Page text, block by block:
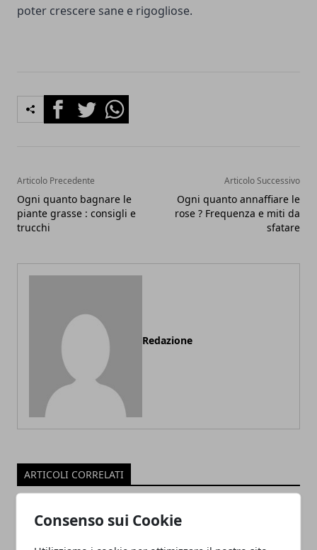
Consenso sui Cookie
poter crescere sane e rigogliose.
FacebookTwitterWhatsapp
Articolo Precedente
Ogni quanto bagnare le
piante grasse : consigli e
trucchi
Articolo Successivo
Ogni quanto annaffiare le
rose ? Frequenza e miti da
sfatare
Redazione
ARTICOLI CORRELATI